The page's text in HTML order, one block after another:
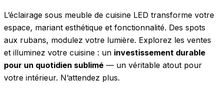
L’éclairage sous meuble de cuisine LED transforme votre
espace, mariant esthétique et fonctionnalité. Des spots
aux rubans, modulez votre lumière. Explorez les ventes
et illuminez votre cuisine : un investissement durable
pour un quotidien sublimé — un véritable atout pour
votre intérieur. N’attendez plus.